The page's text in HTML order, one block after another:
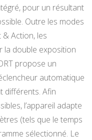
pour un résultant
Outre les modes
Action, les
la double exposition
propose un
automatique
différents. Afin
l’appareil adapte
(tels que le temps
sélectionné. Le